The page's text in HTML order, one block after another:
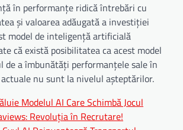
în performanțe ridică întrebări cu
și valoarea adăugată a investiției
model de inteligență artificială
că există posibilitatea ca acest model
de a îmbunătăți performanțele sale în
nu sunt la nivelul așteptărilor.
Modelul AI Care Schimbă Jocul
Revoluția în Recrutare!